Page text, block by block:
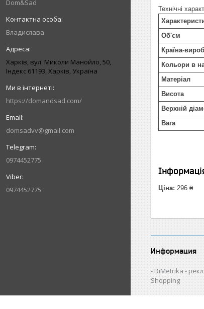
Dom&Sad
Владислава
Харків, вул. Миколи Манойло, 50,
Індекс 61193, Харків, Україна
https://domandsad.com/
domsadvv@gmail.com
0974452775
0974452775
Технічні
Об'єм
Країна-
Кольори в
Матеріал
Висота
Верхній
Вага
Ціна: 296 ₴
Информация
DiMetrika -
Shopping